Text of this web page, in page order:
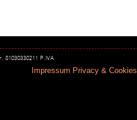
81030330211 P.IVA
Impressum Privacy & Cookies